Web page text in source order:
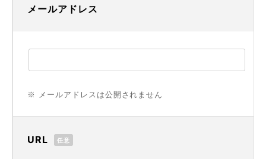
メールアドレス
※ メールアドレスは公開されません
URL 任意